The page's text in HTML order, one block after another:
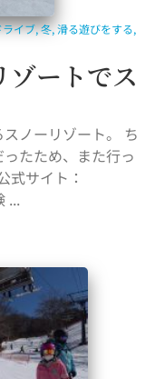
ライブ,冬,滑る遊びをする,
ゾートでス
ノーリゾート。 ち
たため、また行っ
式サイト：
...